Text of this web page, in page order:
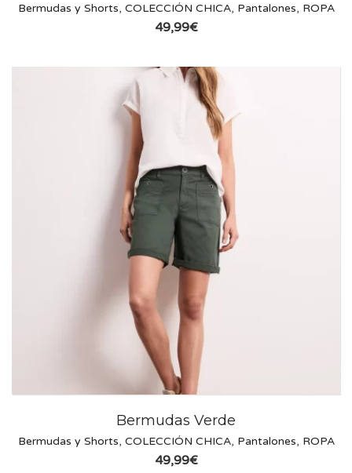
Bermudas y Shorts, COLECCIÓN CHICA, Pantalones, ROPA
49,99€
Bermudas Verde
Bermudas y Shorts, COLECCIÓN CHICA, Pantalones, ROPA
49,99€